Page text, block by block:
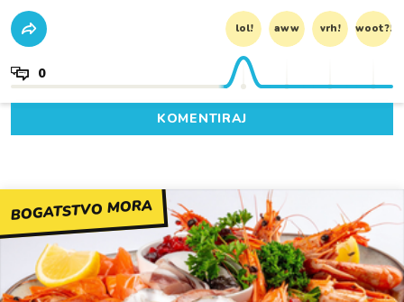
lol! aww vrh! woot?!
0
KOMENTIRAJ
BOGATSTVO MORA